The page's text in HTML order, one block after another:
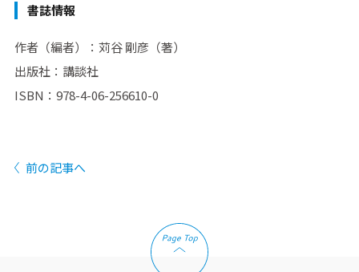
書誌情報
作者（編者）：苅谷 剛彦（著）
出版社：講談社
ISBN：978-4-06-256610-0
前の記事へ